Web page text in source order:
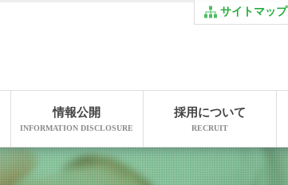
サイトマップ
情報公開
INFORMATION DISCLOSURE
採用について
RECRUIT